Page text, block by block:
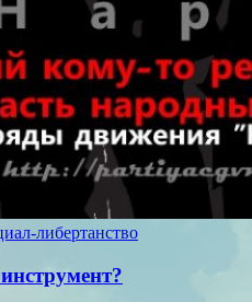
либертанство